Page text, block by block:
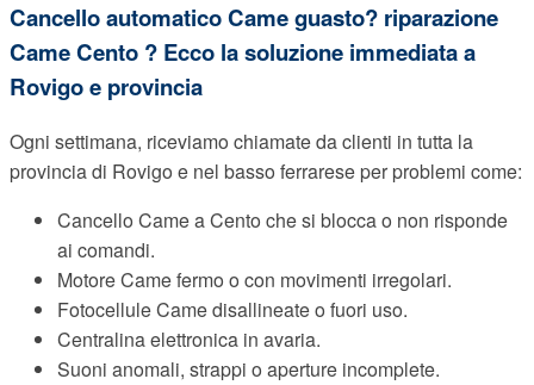
Cancello automatico Came guasto? riparazione
Came Cento ? Ecco la soluzione immediata a
Rovigo e provincia
Ogni settimana, riceviamo chiamate da clienti in tutta la
provincia di Rovigo e nel basso ferrarese per problemi come:
Cancello Came a Cento che si blocca o non risponde
ai comandi.
Motore Came fermo o con movimenti irregolari.
Fotocellule Came disallineate o fuori uso.
Centralina elettronica in avaria.
Suoni anomali, strappi o aperture incomplete.